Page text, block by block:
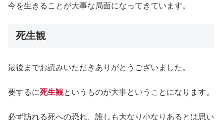
今を生きることが大事な局面になってきています。
死生観
最後までお読みいただきありがとうございました。
要するに死生観というものが大事ということになります。
必ず訪れる死への恐れ、誰しも大なり小なりあるとは思い